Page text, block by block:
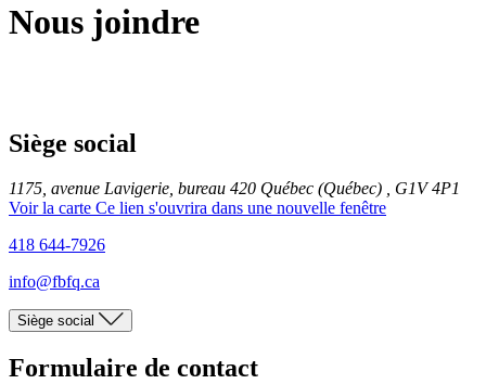
Nous joindre
Siège social
1175, avenue Lavigerie, bureau 420 Québec (Québec) , G1V 4P1
Voir la carte Ce lien s'ouvrira dans une nouvelle fenêtre
418 644-7926
info@fbfq.ca
Siège social
Formulaire de contact